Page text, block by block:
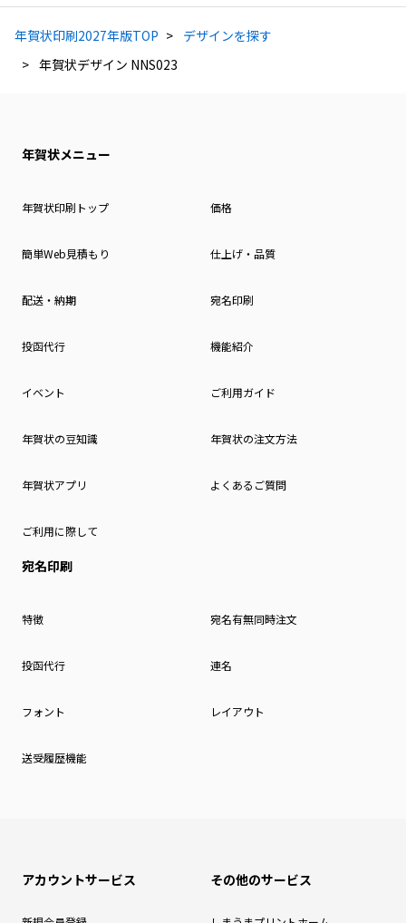
年賀状印刷2027年版TOP
デザインを探す
年賀状デザイン NNS023
年賀状メニュー
年賀状印刷トップ 価格
簡単Web見積もり 仕上げ・品質
配送・納期 宛名印刷
投函代行 機能紹介
イベント ご利用ガイド
年賀状の豆知識 年賀状の注文方法
年賀状アプリ よくあるご質問
ご利用に際して
宛名印刷
特徴 宛名有無同時注文
投函代行 連名
フォント レイアウト
送受履歴機能
アカウントサービス その他のサービス